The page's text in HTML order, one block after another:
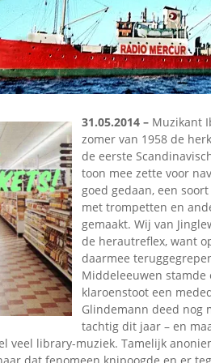
Stoomfluit
Vaak
Uitvinding
31.05.2014 – Muzikant
zomer van 1958 de
de eerste
toon mee zette voor
goed gedaan, een
met trompetten en
gemaakt. Wij van
de herautreflex, want
daarmee
Middeleeuwen
klaroenstoot een
Glindemann deed nog
tachtig dit jaar – en
veel library-muziek. Tamelijk